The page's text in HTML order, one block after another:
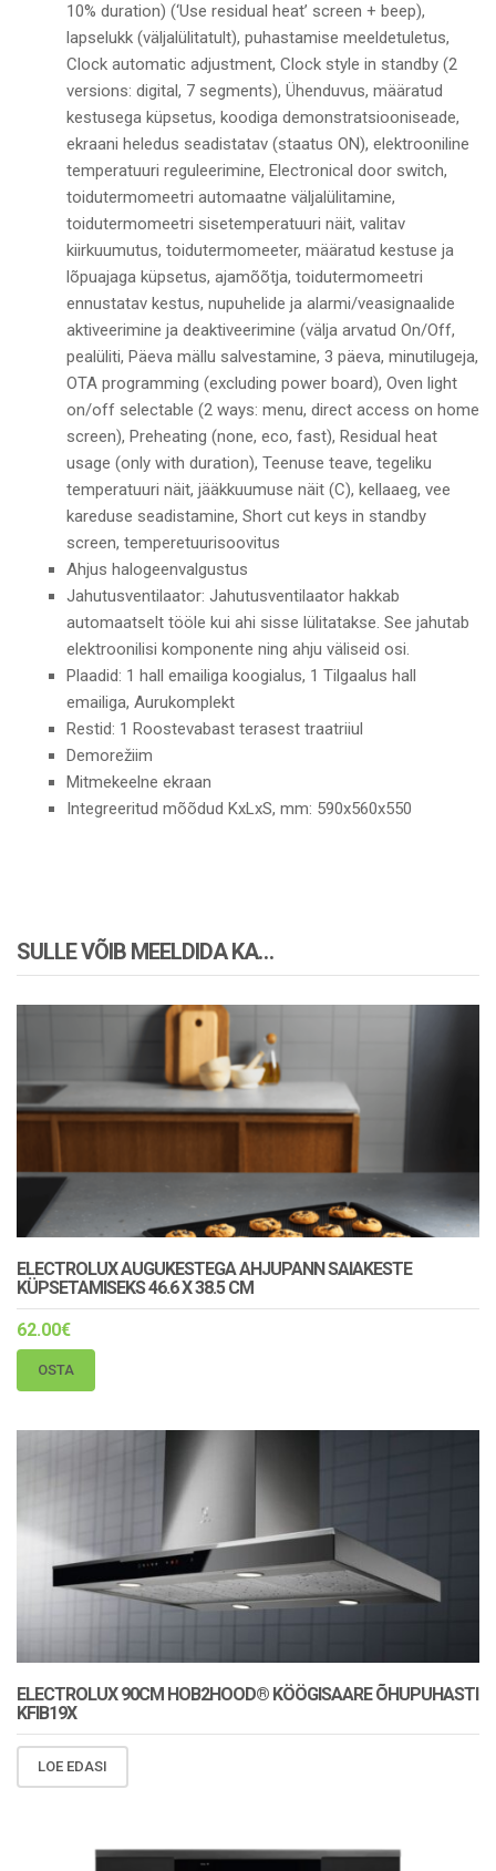
10% duration) (‘Use residual heat’ screen + beep),
lapselukk (väljalülitatult), puhastamise meeldetuletus,
Clock automatic adjustment, Clock style in standby (2
versions: digital, 7 segments), Ühenduvus, määratud
kestusega küpsetus, koodiga demonstratsiooniseade,
ekraani heledus seadistatav (staatus ON), elektrooniline
temperatuuri reguleerimine, Electronical door switch,
toidutermomeetri automaatne väljalülitamine,
toidutermomeetri sisetemperatuuri näit, valitav
kiirkuumutus, toidutermomeeter, määratud kestuse ja
lõpuajaga küpsetus, ajamõõtja, toidutermomeetri
ennustatav kestus, nupuhelide ja alarmi/veasignaalide
aktiveerimine ja deaktiveerimine (välja arvatud On/Off,
pealüliti, Päeva mällu salvestamine, 3 päeva, minutilugeja,
OTA programming (excluding power board), Oven light
on/off selectable (2 ways: menu, direct access on home
screen), Preheating (none, eco, fast), Residual heat
usage (only with duration), Teenuse teave, tegeliku
temperatuuri näit, jääkkuumuse näit (C), kellaaeg, vee
kareduse seadistamine, Short cut keys in standby
screen, temperetuurisoovitus
Ahjus halogeenvalgustus
Jahutusventilaator: Jahutusventilaator hakkab
automaatselt tööle kui ahi sisse lülitatakse. See jahutab
elektroonilisi komponente ning ahju väliseid osi.
Plaadid: 1 hall emailiga koogialus, 1 Tilgaalus hall
emailiga, Aurukomplekt
Restid: 1 Roostevabast terasest traatriiul
Demorežiim
Mitmekeelne ekraan
Integreeritud mõõdud KxLxS, mm: 590x560x550
SULLE VÕIB MEELDIDA KA…
ELECTROLUX AUGUKESTEGA AHJUPANN SAIAKESTE
KÜPSETAMISEKS 46.6 X 38.5 CM
62.00€
OSTA
ELECTROLUX 90CM HOB2HOOD® KÖÖGISAARE ÕHUPUHASTI
KFIB19X
LOE EDASI